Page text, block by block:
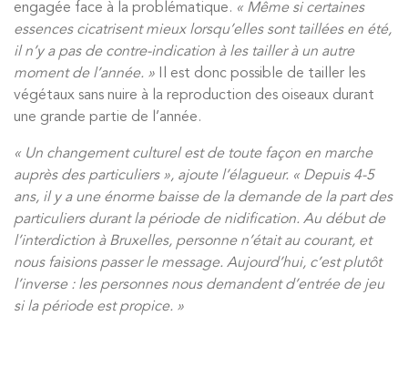
engagée face à la problématique. « Même si certaines
essences cicatrisent mieux lorsqu’elles sont taillées en été,
il n’y a pas de contre-indication à les tailler à un autre
moment de l’année. » Il est donc possible de tailler les
végétaux sans nuire à la reproduction des oiseaux durant
une grande partie de l’année.
« Un changement culturel est de toute façon en marche
auprès des particuliers », ajoute l’élagueur. « Depuis 4-5
ans, il y a une énorme baisse de la demande de la part des
particuliers durant la période de nidification. Au début de
l’interdiction à Bruxelles, personne n’était au courant, et
nous faisions passer le message. Aujourd’hui, c’est plutôt
l’inverse : les personnes nous demandent d’entrée de jeu
si la période est propice. »